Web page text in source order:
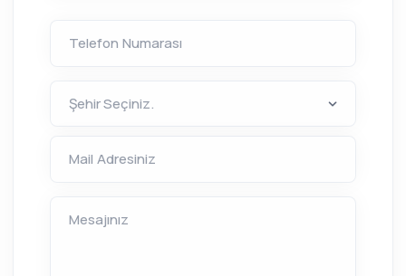
Telefon Numarası
Mail Adresiniz
Mesajınız